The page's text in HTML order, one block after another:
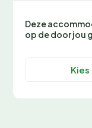
Deze
op de door jou